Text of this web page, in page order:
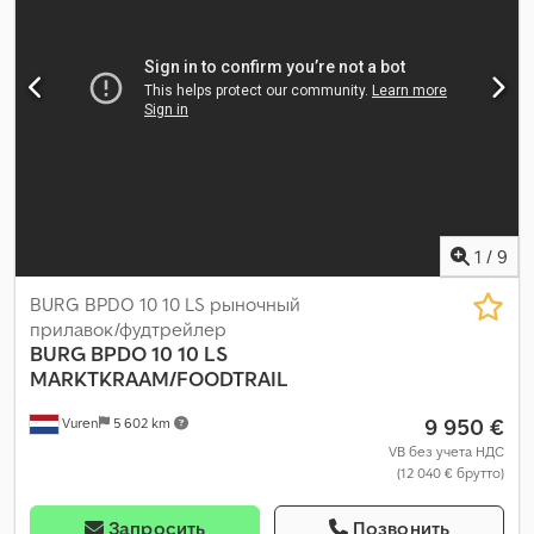
1 / 9
Vuren 5 602 km
BURG BPDO 10 10 LS рыночный
прилавок/фудтрейлер
BURG BPDO 10 10 LS
MARKTKRAAM/FOODTRAIL
9 950 €
VB без учета НДС
(12 040 € брутто)
Запросить Позвонить